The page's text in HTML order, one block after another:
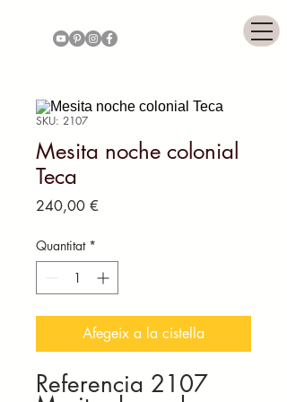
SKU: 2107
Mesita noche colonial
Teca
240,00 €
Quantitat *
Afegeix a la cistella
Referencia 2107